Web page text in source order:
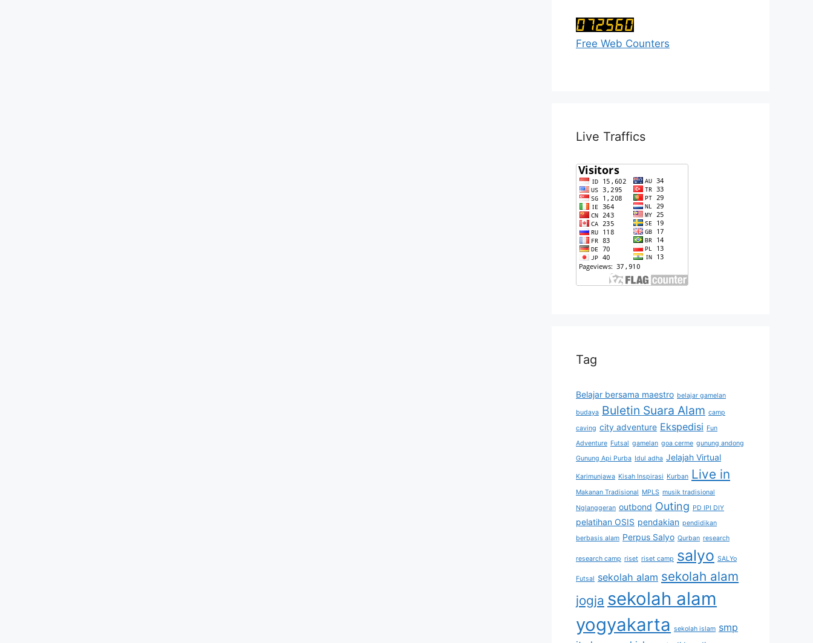
Free Web Counters
Live Traffics
Tag
Belajar bersama maestro belajar gamelan
budaya Buletin Suara Alam camp
caving city adventure Ekspedisi Fun
Adventure Futsal gamelan goa cerme gunung andong
Gunung Api Purba Idul adha Jelajah Virtual
Karimunjawa Kisah Inspirasi Kurban Live in
Makanan Tradisional MPLS musik tradisional
Nglanggeran outbond Outing PD IPI DIY
pelatihan OSIS pendakian pendidikan
berbasis alam Perpus Salyo Qurban research
research camp riset riset camp salyo SALYo
Futsal sekolah alam sekolah alam
jogja sekolah alam
yogyakarta sekolah islam smp